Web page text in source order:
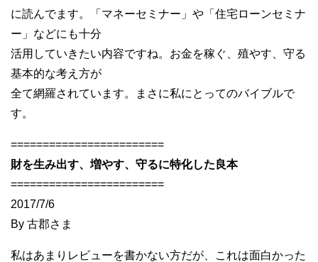
に読んでます。「マネーセミナー」や「住宅ローンセミナ
ー」などにも十分
活用していきたい内容ですね。お金を稼ぐ、殖やす、守る
基本的な考え方が
全て網羅されています。まさに私にとってのバイブルで
す。
========================
財を生み出す、増やす、守るに特化した良本
========================
2017/7/6
By 古郡さま
私はあまりレビューを書かない方だが、これは面白かった